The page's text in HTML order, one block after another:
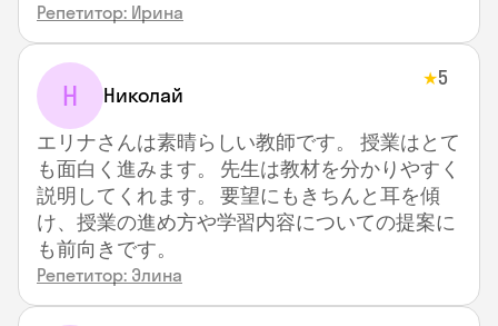
Репетитор: Ирина
Н Николай
★5
エリナさんは素晴らしい教師です。 授業はとて
も面白く進みます。 先生は教材を分かりやすく
説明してくれます。 要望にもきちんと耳を傾
け、授業の進め方や学習内容についての提案に
も前向きです。
Репетитор: Элина